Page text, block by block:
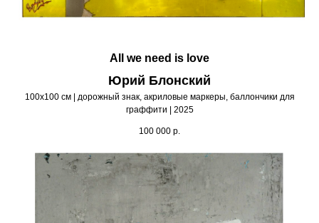
All we need is love
Юрий Блонский
100х100 см | дорожный знак, акриловые маркеры, баллончики для
граффити | 2025
100 000 р.